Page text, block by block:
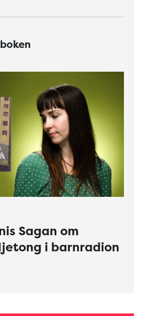
Sagan om
i barnradion